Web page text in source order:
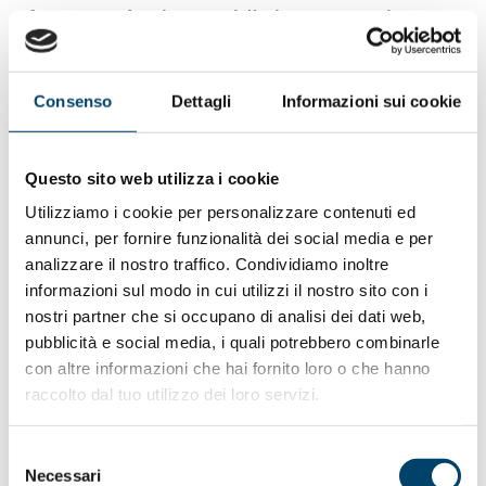
Consenso Dettagli Informazioni sui cookie
Questo sito web utilizza i cookie
Utilizziamo i cookie per personalizzare contenuti ed
annunci, per fornire funzionalità dei social media e per
analizzare il nostro traffico. Condividiamo inoltre
informazioni sul modo in cui utilizzi il nostro sito con i
nostri partner che si occupano di analisi dei dati web,
pubblicità e social media, i quali potrebbero combinarle
con altre informazioni che hai fornito loro o che hanno
raccolto dal tuo utilizzo dei loro servizi.
delNecessari
Shannon Hader,
direttore della divisione CDC di HIV e
tubercolosi, i centri statunitensi per il controllo e la
prevenzione delle malattie, ha aggiunto: “La nuova
relazione traccia i principali risultati dell’indagine sulla
resistenza ai farmaci da HIV provenienti da tutto il
confermano la necessità di ragionare sui nostri sforzi per
combattere la resistenza: aumentare i test, migliorare la
qualità dei programmi di trattamento e passare a nuovi
farmaci come il dolutegravir “.
Ha continuato Hader, affermando che “i massimi livelli di
soppressione virale in tre recenti indagini nazionali sulla
popolazione, hanno mostrato che le terapie di prima linea
rimangono in gran parte efficaci. Tuttavia, un’attenzione
particolare va prestata alle popolazioni a rischio di
maggiore resistenza, quali quella pediatrica, gli
adolescenti, le donne in gravidanza e le popolazioni a
maggior rischio. Questo sarà fondamentale per indirizzare